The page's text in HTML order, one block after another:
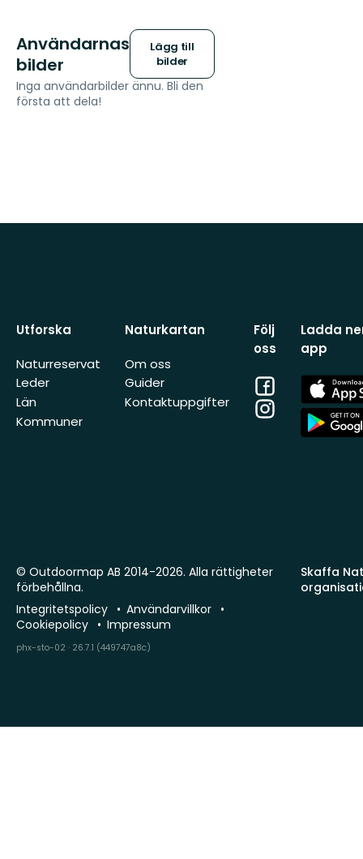
Användarnas
bilder
Lägg till
bilder
Inga användarbilder ännu. Bli den
första att dela!
Utforska
Naturreservat
Leder
Län
Kommuner
Naturkartan
Om oss
Guider
Kontaktuppgifter
Följ
oss
Facebook
Instagram
Ladda
app
App
Store
App
Store
Skaffa
© Outdoormap AB 2014-2026. Alla rättigheter
förbehållna.
Integritetspolicy
Användarvillkor
Cookiepolicy
Impressum
phx-sto-02 · 26.7.1 (449747a8c)